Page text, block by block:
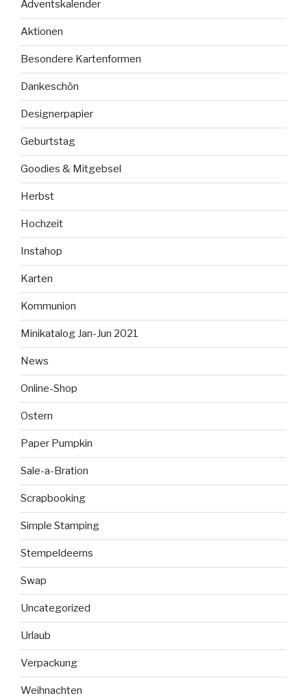
Adventskalender
Aktionen
Besondere Kartenformen
Dankeschön
Designerpapier
Geburtstag
Goodies & Mitgebsel
Herbst
Hochzeit
Instahop
Karten
Kommunion
Minikatalog Jan-Jun 2021
News
Online-Shop
Ostern
Paper Pumpkin
Sale-a-Bration
Scrapbooking
Simple Stamping
Stempeldeerns
Swap
Uncategorized
Urlaub
Verpackung
Weihnachten